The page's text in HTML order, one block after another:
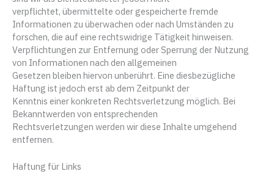
verpflichtet, übermittelte oder gespeicherte fremde
Informationen zu überwachen oder nach Umständen zu
forschen, die auf eine rechtswidrige Tätigkeit hinweisen.
Verpflichtungen zur Entfernung oder Sperrung der Nutzung
von Informationen nach den allgemeinen
Gesetzen bleiben hiervon unberührt. Eine diesbezügliche
Haftung ist jedoch erst ab dem Zeitpunkt der
Kenntnis einer konkreten Rechtsverletzung möglich. Bei
Bekanntwerden von entsprechenden
Rechtsverletzungen werden wir diese Inhalte umgehend
entfernen.
Haftung für Links